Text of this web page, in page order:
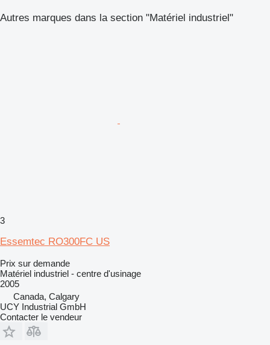
Autres marques dans la section "Matériel industriel"
3
Essemtec RO300FC US
Prix sur demande
Matériel industriel - centre d'usinage
2005
Canada, Calgary
UCY Industrial GmbH
Contacter le vendeur